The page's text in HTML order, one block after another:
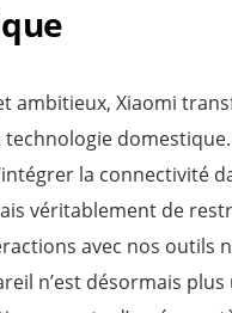
ambitieux, Xiaomi
domestique.
la connectivité
véritablement de
avec nos outils
n’est désormais